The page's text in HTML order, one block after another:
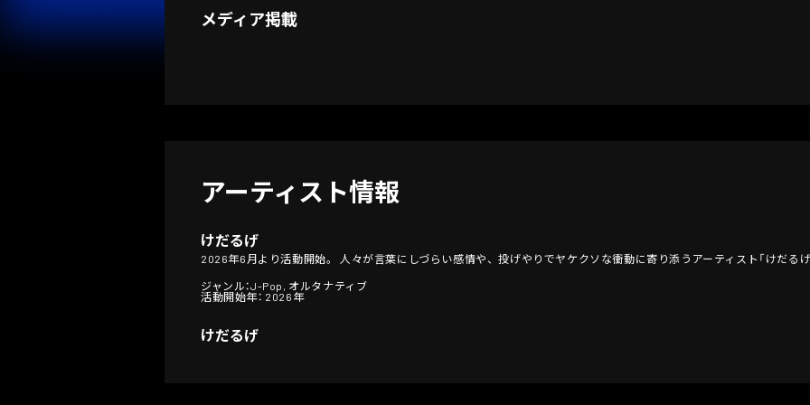
メディア掲載
アーティスト情報
けだるげ
2026年6月より活動開始。 人々が言葉にしづらい感情や、投げやりでヤケクソな衝動に寄り添うアーティスト「けだるげ
ジャンル：J-Pop, オルタナティブ
活動開始年： 2026年
けだるげ